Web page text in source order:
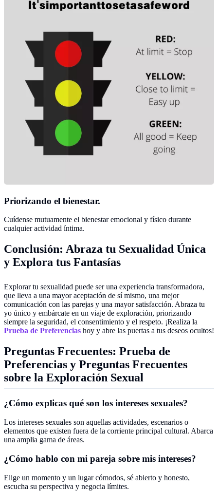
Priorizando el bienestar.
Cuídense mutuamente el bienestar emocional y físico durante
cualquier actividad íntima.
Conclusión: Abraza tu Sexualidad Única
y Explora tus Fantasías
Explorar tu sexualidad puede ser una experiencia transformadora,
que lleva a una mayor aceptación de sí mismo, una mejor
comunicación con las parejas y una mayor satisfacción. Abraza tu
yo único y embárcate en un viaje de exploración, priorizando
siempre la seguridad, el consentimiento y el respeto. ¡Realiza la
Prueba de Preferencias hoy y abre las puertas a tus deseos ocultos!
Preguntas Frecuentes: Prueba de
Preferencias y Preguntas Frecuentes
sobre la Exploración Sexual
¿Cómo explicas qué son los intereses sexuales?
Los intereses sexuales son aquellas actividades, escenarios o
elementos que existen fuera de la corriente principal cultural. Abarca
una amplia gama de áreas.
¿Cómo hablo con mi pareja sobre mis intereses?
Elige un momento y un lugar cómodos, sé abierto y honesto,
escucha su perspectiva y negocia límites.